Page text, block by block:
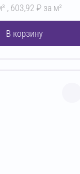
, 603,92 ₽ за м²
В корзину